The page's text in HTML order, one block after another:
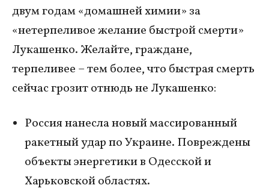
двум годам «домашней химии» за
«нетерпеливое желание быстрой смерти»
Лукашенко. Желайте, граждане,
терпеливее – тем более, что быстрая смерть
сейчас грозит отнюдь не Лукашенко:
Россия нанесла новый массированный
ракетный удар по Украине. Повреждены
объекты энергетики в Одесской и
Харьковской областях.